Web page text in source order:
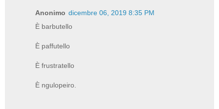
Anonimo dicembre 06, 2019 8:35 PM
È barbutello
È paffutello
È frustratello
È ngulopeiro.